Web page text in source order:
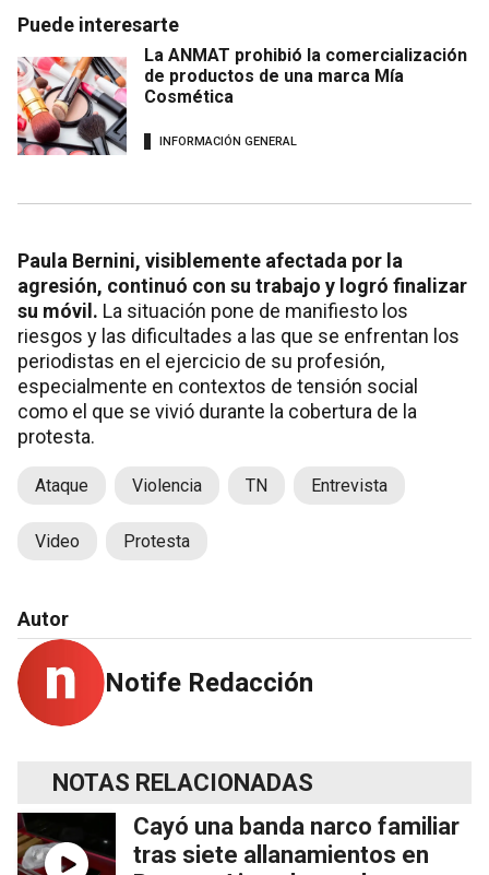
Puede interesarte
La ANMAT prohibió la comercialización
de productos de una marca Mía
Cosmética
INFORMACIÓN GENERAL
Paula Bernini, visiblemente afectada por la
agresión, continuó con su trabajo y logró finalizar
su móvil. La situación pone de manifiesto los
riesgos y las dificultades a las que se enfrentan los
periodistas en el ejercicio de su profesión,
especialmente en contextos de tensión social
como el que se vivió durante la cobertura de la
protesta.
Ataque Violencia TN Entrevista
Video Protesta
Autor
Notife Redacción
NOTAS RELACIONADAS
Cayó una banda narco familiar
tras siete allanamientos en